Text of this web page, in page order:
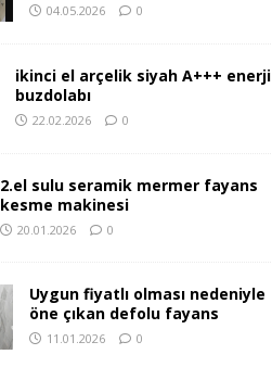
04.05.2026 0
ikinci el arçelik siyah A+++ enerji
buzdolabı
22.02.2026 0
2.el sulu seramik mermer fayans
kesme makinesi
20.01.2026 0
Uygun fiyatlı olması nedeniyle
öne çıkan defolu fayans
11.01.2026 0